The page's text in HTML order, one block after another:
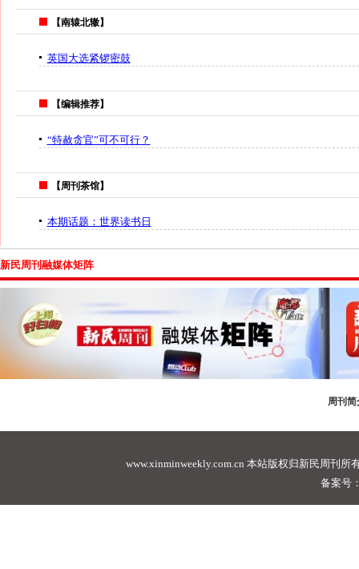
【南辕北辙】
英国大选紧锣密鼓
【编辑推荐】
“特赦贪官”可不可行？
【周刊茶馆】
本期话题：世界读书日
新民周刊融媒体矩阵
周刊简
www.xinminweekly.com.cn 本站版权归新民周刊所
备案号